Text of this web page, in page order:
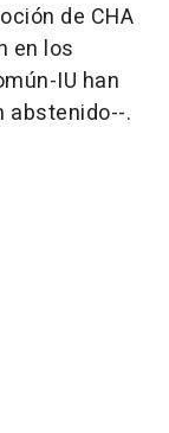
de CHA
en los
IU han
abstenido--.